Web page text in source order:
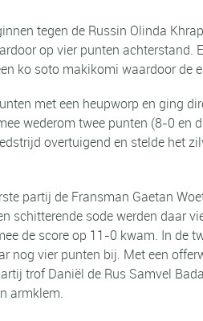
tegen de Russin Olinda
op vier punten achterstand.
ko soto makikomi waardoor
met een heupworp en ging
wederom twee punten (8-0
overtuigend en stelde het
partij de Fransman Gaetan
sode werden daar
de score op 11-0 kwam. In de
vier punten bij. Met een
trof Daniël de Rus Samvel
armklem.